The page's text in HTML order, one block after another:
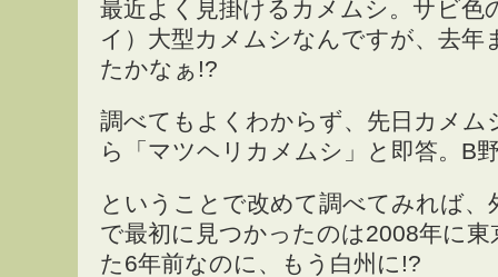
最近よく見掛けるカメムシ。サビ色
イ）大型カメムシなんですが、去年
たかなぁ!?
調べてもよくわからず、先日カメム
ら「マツヘリカメムシ」と即答。B
ということで改めて調べてみれば、
で最初に見つかったのは2008年に
た6年前なのに、もう白州に!?